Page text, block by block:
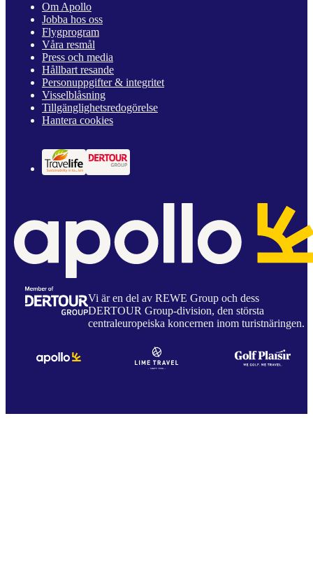
Om Apollo
Jobba hos oss
Flygprogram
Våra resmål
Press och media
Hållbart resande
Personuppgifter & integritet
Visselblåsning
Tillgänglighetsredogörelse
Hantera cookies
Vi är en del av REWE Group och dess
DERTOUR Group-division, den största
centraleuropeiska koncernen inom turistnäringen.